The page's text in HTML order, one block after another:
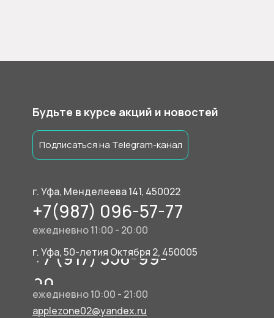
Будьте в курсе акций и новостей
г. Уфа, Менделеева 141, 450022
+7(987) 096-57-77
г. Уфа, 50-летия Октября 2, 450005
+7 (917) 358-99-
90
ежедневно 10:00 - 21:00
applezone02@yandex.ru
Подписаться на Telegram-канал
ежедневно 11:00 - 20:00